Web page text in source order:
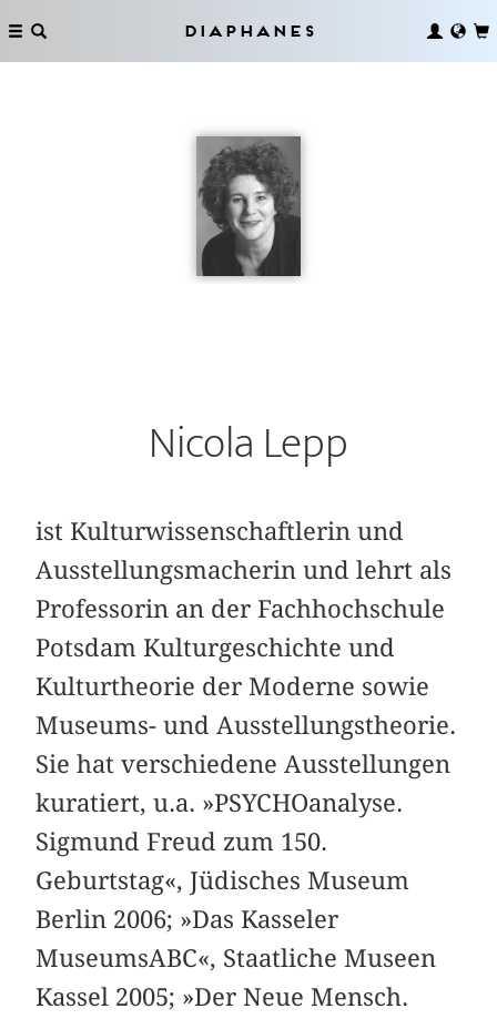
Diaphanes
Nicola Lepp
ist Kulturwissenschaftlerin und
Ausstellungsmacherin und lehrt als
Professorin an der Fachhochschule
Potsdam Kulturgeschichte und
Kulturtheorie der Moderne sowie
Museums- und Ausstellungstheorie.
Sie hat verschiedene Ausstellungen
kuratiert, u.a. »PSYCHOanalyse.
Sigmund Freud zum 150.
Geburtstag«, Jüdisches Museum
Berlin 2006; »Das Kasseler
MuseumsABC«, Staatliche Museen
Kassel 2005; »Der Neue Mensch.